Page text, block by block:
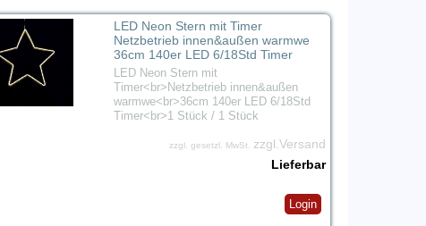
LED Neon Stern mit Timer
Netzbetrieb innen&außen warmwe
36cm 140er LED 6/18Std Timer
LED Neon Stern mit
Timer<br>Netzbetrieb innen&außen
warmwe<br>36cm 140er LED 6/18Std
Timer<br>1 Stück / 1 Stück
zzgl. gesetzl. MwSt.
zzgl.Versand
Lieferbar
Login